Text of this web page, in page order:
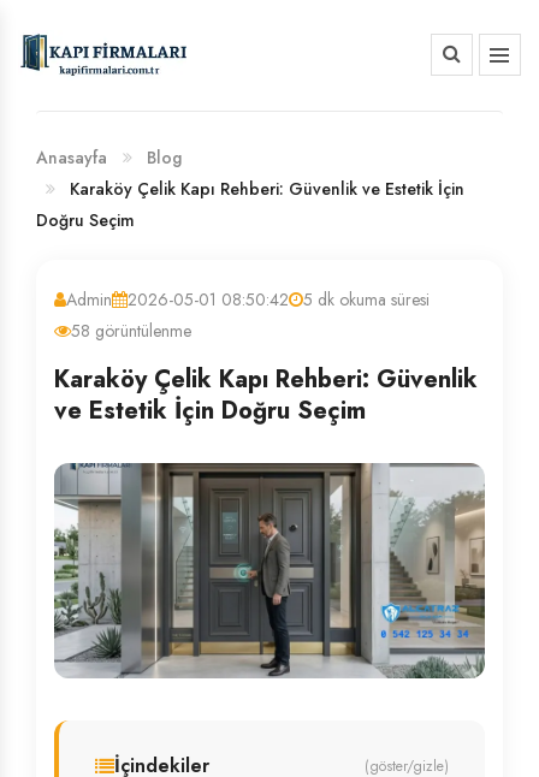
BANKA HESAP NUMARALARIMIZ
Anasayfa
Blog
Karaköy Çelik Kapı Rehberi: Güvenlik ve Estetik İçin
Doğru Seçim
Admin 2026-05-01 08:50:42
5 dk okuma süresi
58 görüntülenme
Karaköy Çelik Kapı Rehberi: Güvenlik
ve Estetik İçin Doğru Seçim
İçindekiler (göster/gizle)